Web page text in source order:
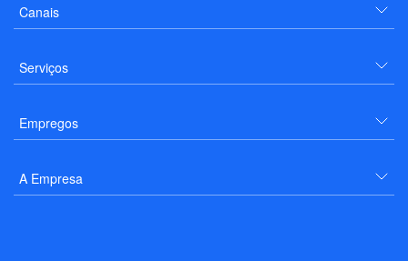
Canais
Serviços
Empregos
A Empresa